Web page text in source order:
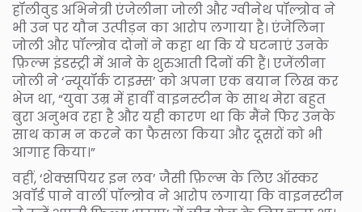
हॉलीवुड अभिनेत्री एंजेलीना जोली और ग्वीनेथ पॉल्त्रोव ने
भी उन पर यौन उत्पीड़न का आरोप लगाया है। एंजेलिना
जोली और पॉल्त्रोव दोनों ने कहा था कि ये घटनाएं उनके
फ़िल्म इंडस्ट्री में आने के शुरुआती दिनों की हैं। एजेंलीना
जोली ने ‘न्यूयॉर्क टाइम्स’ को अपना एक बयान लिख कर
भेज था, “युवा उम्र में हार्वी वाइनस्टीन के साथ मेरा बहुत
बुरा अनुभव रहा है और यही कारण था कि मैंने फिर उनके
साथ काम न करने का फैसला किया और दूसरों को भी
आगाह किया।”
वहीं, ‘शेक्सपियर इन लव’ जैसी फ़िल्म के लिए ऑस्कर
अवॉर्ड पाने वालीं पॉल्त्रोव ने आरोप लगाया कि वाइनस्टीन